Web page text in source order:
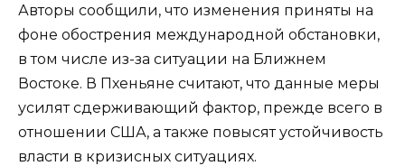
Авторы сообщили, что изменения приняты на
фоне обострения международной обстановки,
в том числе из-за ситуации на Ближнем
Востоке. В Пхеньяне считают, что данные меры
усилят сдерживающий фактор, прежде всего в
отношении США, а также повысят устойчивость
власти в кризисных ситуациях.